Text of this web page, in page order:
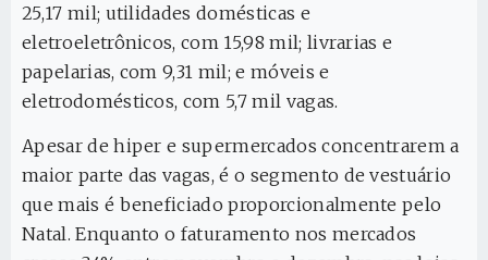
25,17 mil; utilidades domésticas e
eletroeletrônicos, com 15,98 mil; livrarias e
papelarias, com 9,31 mil; e móveis e
eletrodomésticos, com 5,7 mil vagas.
Apesar de hiper e supermercados concentrarem a
maior parte das vagas, é o segmento de vestuário
que mais é beneficiado proporcionalmente pelo
Natal. Enquanto o faturamento nos mercados